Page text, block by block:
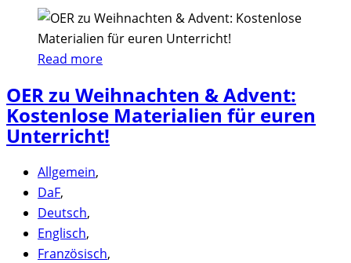
content
Read more
OER zu Weihnachten & Advent:
Kostenlose Materialien für euren
Unterricht!
Allgemein,
DaF,
Deutsch,
Englisch,
Französisch,